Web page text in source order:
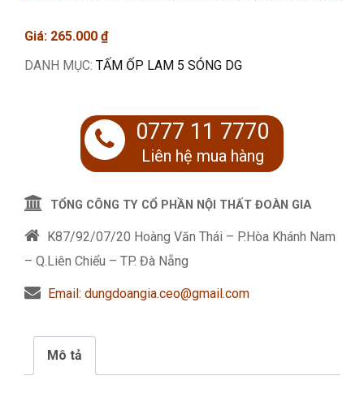
Giá: 265.000 ₫
DANH MỤC: TẤM ỐP LAM 5 SÓNG DG
0777 11 7770
Liên hệ mua hàng
TỔNG CÔNG TY CỔ PHẦN NỘI THẤT ĐOÀN GIA
K87/92/07/20 Hoàng Văn Thái – P.Hòa Khánh Nam
– Q.Liên Chiểu – TP. Đà Nẵng
Email: dungdoangia.ceo@gmail.com
Mô tả